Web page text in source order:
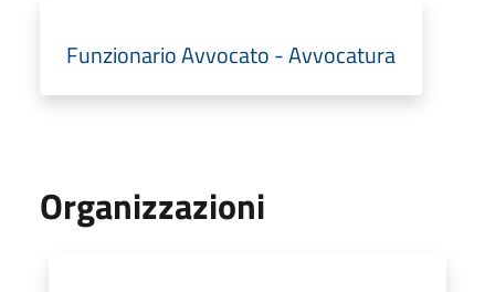
Funzionario Avvocato - Avvocatura
Organizzazioni